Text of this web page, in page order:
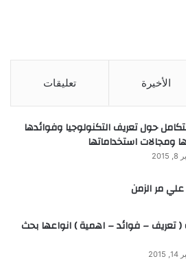
الأخيرة تعليقات
حول تعريف التكنولوجيا وفوائدها
ومجالات استخداماتها
مر الزمن
( تعريف – فوائد – اهمية ) انواعها بحث